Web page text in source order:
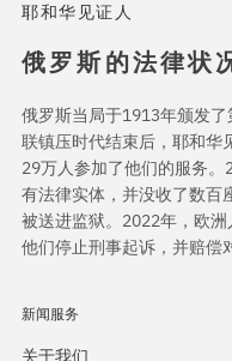
耶和华见证人
俄罗斯的法律状
俄罗斯当局于1913年颁发
联镇压时代结束后，耶和华
29万人参加了他们的服务
有法律实体，并没收了数百
被送进监狱。2022年，欧
他们停止刑事起诉，并赔偿
新闻服务
关于我们